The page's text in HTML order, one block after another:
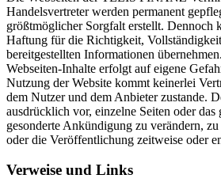
Handelsvertreter werden permanent
größtmöglicher Sorgfalt erstellt. Dennoch
Haftung für die Richtigkeit,
bereitgestellten Informationen
Webseiten-Inhalte erfolgt auf eigene
Nutzung der Website kommt keinerlei
dem Nutzer und dem Anbieter zustande.
ausdrücklich vor, einzelne Seiten oder das
gesonderte Ankündigung zu verändern,
oder die Veröffentlichung zeitweise oder
Verweise und Links